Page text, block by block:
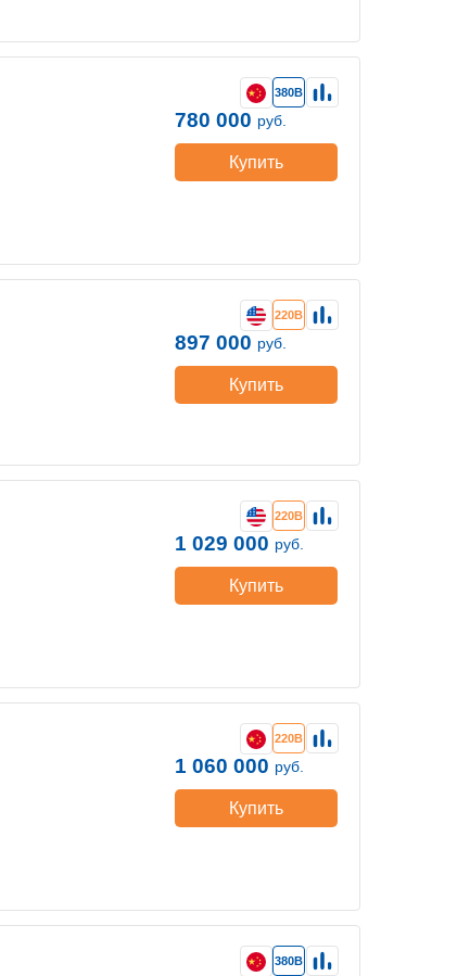
380В
780 000 руб.
Купить
220В
897 000 руб.
Купить
220В
1 029 000 руб.
Купить
220В
1 060 000 руб.
Купить
380В